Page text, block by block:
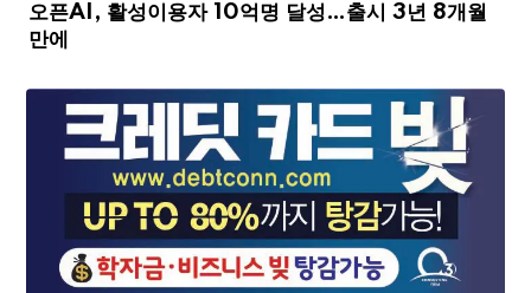
오픈AI, 활성이용자 10억명 달성…출시 3년 8개월
만에